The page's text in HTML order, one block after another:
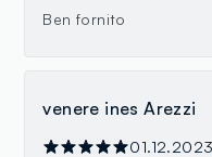
Ben fornito
venere ines Arezzi
01.12.2023